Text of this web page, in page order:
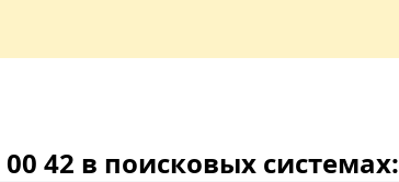
42 в поисковых системах: